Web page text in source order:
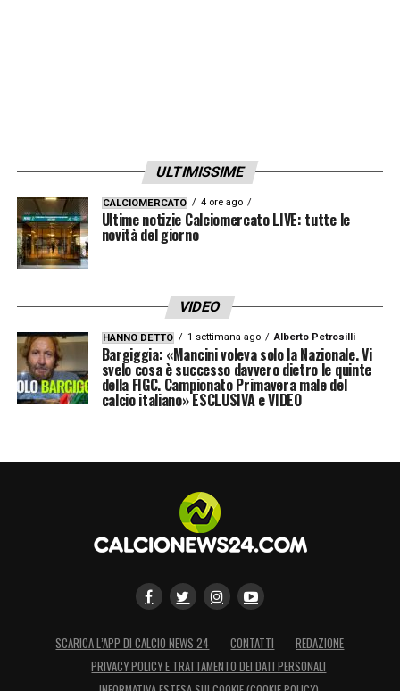
ULTIMISSIME
CALCIOMERCATO 4 ore ago
Ultime notizie Calciomercato LIVE: tutte le
novità del giorno
VIDEO
HANNO DETTO 1 settimana ago Alberto Petrosilli
Bargiggia: «Mancini voleva solo la Nazionale. Vi
svelo cosa è successo davvero dietro le quinte
della FIGC. Campionato Primavera male del
calcio italiano» ESCLUSIVA e VIDEO
SCARICA L’APP DI CALCIO NEWS 24 CONTATTI
REDAZIONE
PRIVACY POLICY E TRATTAMENTO DEI DATI PERSONALI